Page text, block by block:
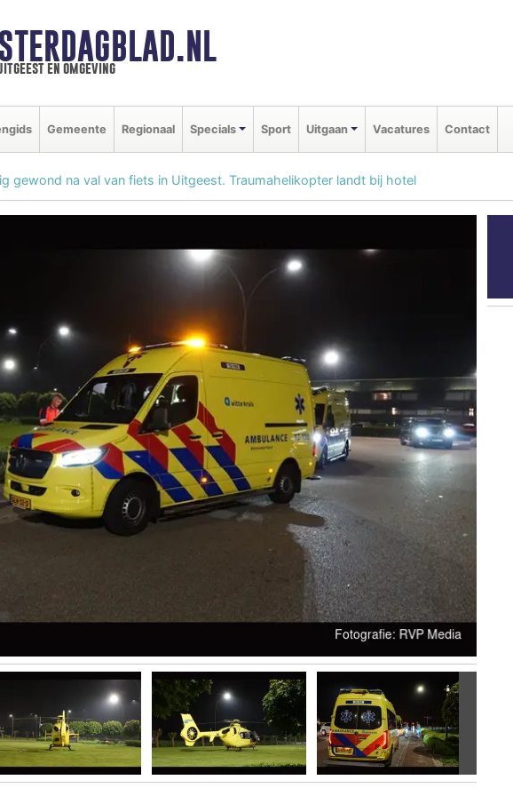
en omgeving
Gemeente Regionaal Specials Sport Uitgaan Vacatures Contact
gewond na val van fiets in Uitgeest. Traumahelikopter landt bij hotel